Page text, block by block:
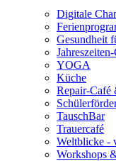
Navigation
überspringen
Digitale
Gesundheit
YOGA
Küche
Repair-Café
TauschBar
Trauercafé
Weltblicke -
Workshops